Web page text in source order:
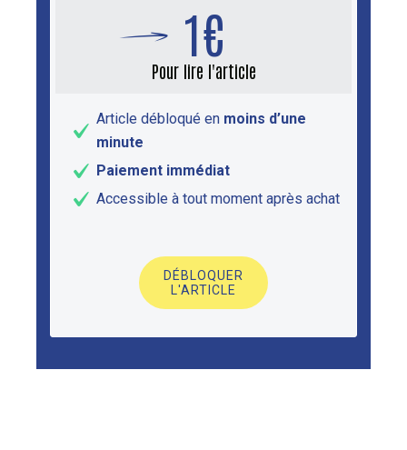
1€
Pour lire l'article
Article débloqué en moins d’une
minute
Paiement immédiat
Accessible à tout moment après achat
DÉBLOQUER
L'ARTICLE